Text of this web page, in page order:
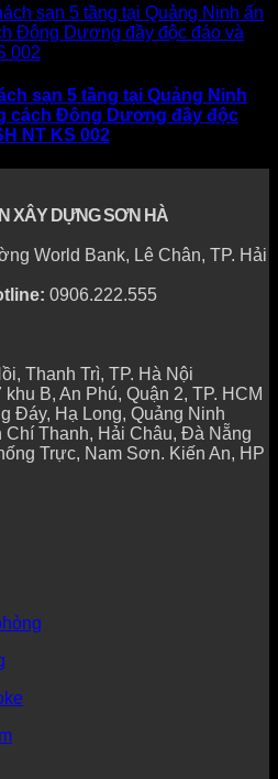
sạn 5 tầng tại Quảng Ninh
cách Đông Dương đầy độc
NT KS 002
XÂY DỰNG SƠN HÀ
World Bank, Lê Chân, TP. Hải
0906.222.555
Thanh Trì, TP. Hà Nội
B, An Phú, Quận 2, TP. HCM
Đáy, Hạ Long, Quảng Ninh
Chí Thanh, Hải Châu, Đà Nẵng
Trực, Nam Sơn. Kiến An, HP